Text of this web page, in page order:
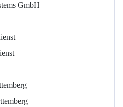
GmbH